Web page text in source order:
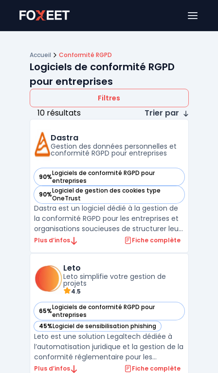
Accueil Conformité RGPD
Logiciels de conformité RGPD
pour entreprises
Filtres
10 résultats Trier par
Dastra
Gestion des données personnelles et
conformité RGPD pour entreprises
90%Logiciels de conformité RGPD pour
entreprises
— voir Dastra dans cette catégorie
90%Logiciel de gestion des cookies type
OneTrust
— voir Dastra dans cette catégorie
Dastra est un logiciel dédié à la gestion de
la conformité RGPD pour les entreprises et
organisations soucieuses de structurer leur
mise en conformité. Face à la
registres de traitements, des demandes
d’exercice des droits et ...
Plus d’infos Fiche complète
Leto
Leto simplifie votre gestion de
projets
4.5
65%Logiciels de conformité RGPD pour
entreprises
— voir Leto dans cette catégorie
45%Logiciel de sensibilisation phishing
— voir Leto dans cette catégorie
Leto est une solution Legaltech dédiée à
l’automatisation juridique et la gestion de la
conformité réglementaire pour les
entreprises. Conçue pour simplifier les
Plus d’infos Fiche complète